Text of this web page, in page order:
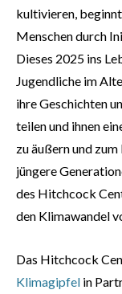
kultivieren,
Menschen durch
Dieses 2025 ins
Jugendliche im
ihre Geschichten
teilen und ihnen
zu äußern und
jüngere
des Hitchcock
den Klimawandel
Das Hitchcock
Klimagipfel in